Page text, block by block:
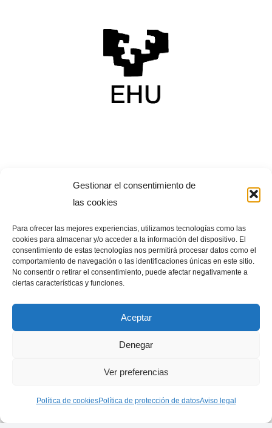
Gestionar el consentimiento de
las cookies
Para ofrecer las mejores experiencias, utilizamos tecnologías como las
cookies para almacenar y/o acceder a la información del dispositivo. El
consentimiento de estas tecnologías nos permitirá procesar datos como el
comportamiento de navegación o las identificaciones únicas en este sitio.
No consentir o retirar el consentimiento, puede afectar negativamente a
ciertas características y funciones.
Aceptar
Denegar
Ver preferencias
Política de cookiesPolítica de protección de datosAviso legal